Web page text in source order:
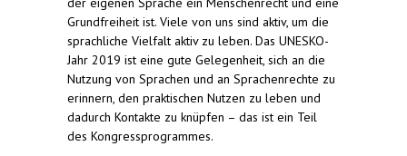
Grundfreiheit ist. Viele von uns sind aktiv, um die
sprachliche Vielfalt aktiv zu leben. Das UNESKO-
Jahr 2019 ist eine gute Gelegenheit, sich an die
Nutzung von Sprachen und an Sprachenrechte zu
erinnern, den praktischen Nutzen zu leben und
dadurch Kontakte zu knüpfen – das ist ein Teil
des Kongressprogrammes.